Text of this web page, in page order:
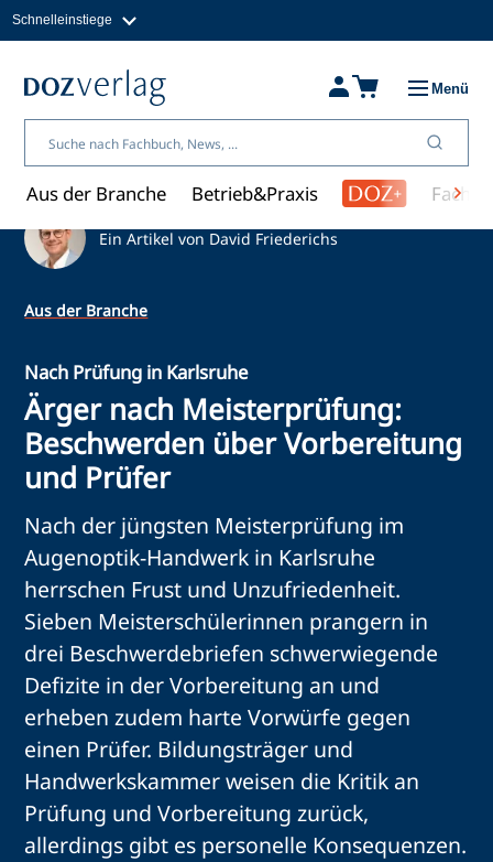
Inhalt
Schnelleinstiege
Fachbücher & Shop
Über uns
Menü
Aus der Branche Betrieb&Praxis
Ein Artikel von David Friederichs
Aus der Branche
Nach Prüfung in Karlsruhe
Ärger nach Meisterprüfung:
Beschwerden über Vorbereitung
und Prüfer
Nach der jüngsten Meisterprüfung im
Augenoptik-Handwerk in Karlsruhe
herrschen Frust und Unzufriedenheit.
Sieben Meisterschülerinnen prangern in
drei Beschwerdebriefen schwerwiegende
Defizite in der Vorbereitung an und
erheben zudem harte Vorwürfe gegen
einen Prüfer. Bildungsträger und
Handwerkskammer weisen die Kritik an
Prüfung und Vorbereitung zurück,
allerdings gibt es personelle Konsequenzen.